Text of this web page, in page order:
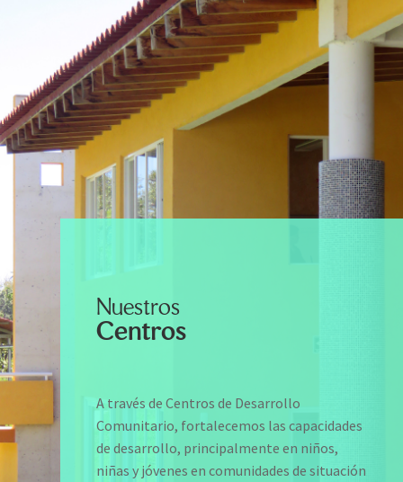
Nuestros
Centros
A través de Centros de Desarrollo
Comunitario, fortalecemos las capacidades
de desarrollo, principalmente en niños,
niñas y jóvenes en comunidades de situación